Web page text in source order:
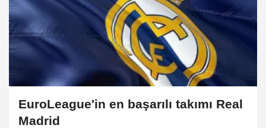
EuroLeague'in en başarılı takımı Real
Madrid